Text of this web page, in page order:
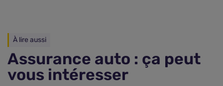
À lire aussi
Assurance auto : ça peut
vous intéresser